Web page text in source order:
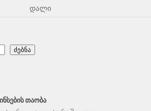
დალი
ძებნა
ᲗᲐᲝᲑᲐ